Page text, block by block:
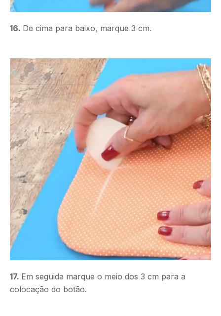
16. De cima para baixo, marque 3 cm.
17. Em seguida marque o meio dos 3 cm para a
colocação do botão.